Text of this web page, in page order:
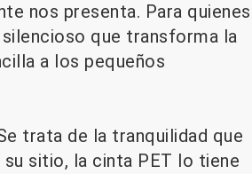
nos presenta. Para quienes
que transforma la
a los pequeños
trata de la tranquilidad que
sitio, la cinta PET lo tiene